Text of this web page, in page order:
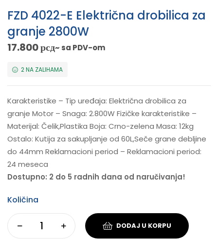
FZD 4022-E Električna drobilica za
granje 2800W
17.800рсд~ sa PDV-om
2 NA ZALIHAMA
Karakteristike – Tip uređaja: Električna drobilica za
granje Motor – Snaga: 2.800W Fizičke karakteristike –
Materijal: Čelik,Plastika Boja: Crno-zelena Masa: 12kg
Ostalo: Kutija za sakupljanje od 60L,Seče grane debljine
do 44mm Reklamacioni period – Reklamacioni period:
24 meseca
Dostupno: 2 do 5 radnih dana od naručivanja!
Količina
DODAJ U KORPU